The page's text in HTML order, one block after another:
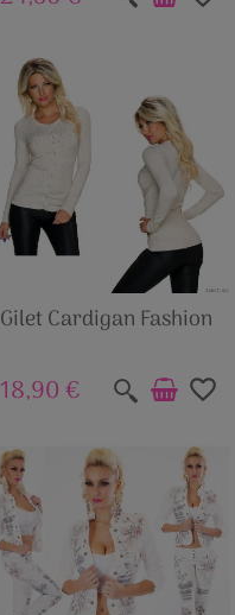
Gilet Cardigan Fashion
18,90 € favorite_border